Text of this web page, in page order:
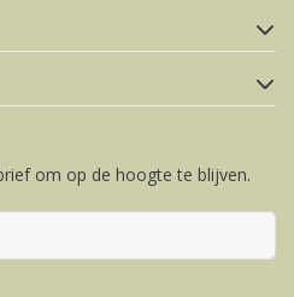
om op de hoogte te blijven.